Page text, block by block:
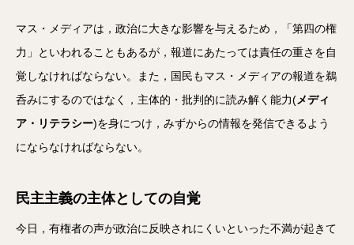
マス・メディアは，政治に大きな影響を与えるため，「第四の権
力」といわれることもあるが，報道にあたっては責任の重さを自
覚しなければならない。また，国民もマス・メディアの報道を鵜
呑みにするのではなく，主体的・批判的に読み解く能力(メディ
ア・リテラシー)を身につけ，みずからの情報を発信できるよう
にならなければならない。
民主主義の主体としての自覚
今日，有権者の声が政治に反映されにくいといった不満が起きて